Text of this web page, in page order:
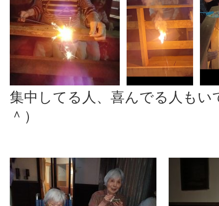
集中してる人、喜んでる人もい
＾）